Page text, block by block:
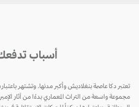
أسباب تدفعك
تعتبر دكا عاصمة بنغلاديش وأكبر مدنها. وتشتهر باعتبارها
مجموعة واسعة من التراث المعماري بدءًا من آثار